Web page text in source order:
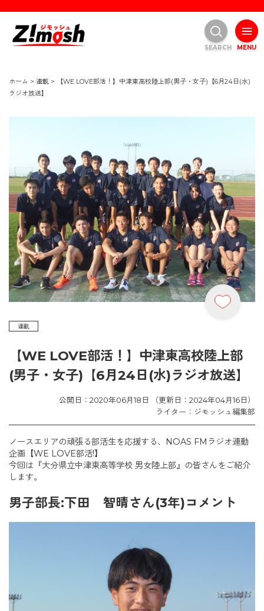
ホーム > 連載 >
【WE LOVE部活！】中津東高校陸上部(男子・女子)【6月24日(水)
ラジオ放送】
連載
【WE LOVE部活！】中津東高校陸上部
(男子・女子)【6月24日(水)ラジオ放送】
公開日：2020年06月18日 （更新日：2024年04月16日）
ライター：ジモッシュ編集部
ノースエリアの頑張る部活生を応援する、NOAS FMラジオ連動
企画【WE LOVE部活!】
今回は『大分県立中津東高等学校 男女陸上部』の皆さんをご紹介
します。
男子部長:下田 智晴さん(3年)コメント
MENU
SEARCH